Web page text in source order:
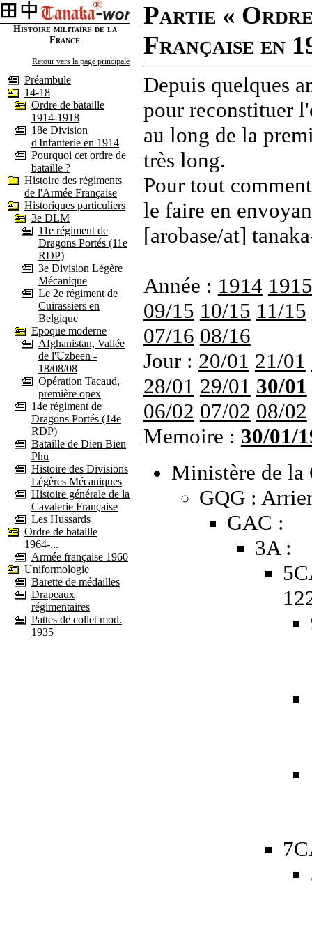
Histoire militaire de la
France
Retour vers la page principale
Préambule
14-18
Ordre de bataille
1914-1918
18e Division
d'Infanterie en 1914
Pourquoi cet ordre de
bataille ?
Histoire des régiments
de l'Armée Française
Historiques particuliers
3e DLM
11e régiment de
Dragons Portés (11e
RDP)
3e Division Légère
Mécanique
Le 2e régiment de
Cuirassiers en
Belgique
Epoque moderne
Afghanistan, Vallée
de l'Uzbeen -
18/08/08
Opération Tacaud,
première opex
14e régiment de
Dragons Portés (14e
RDP)
Bataille de Dien Bien
Phu
Histoire des Divisions
Légères Mécaniques
Histoire générale de la
Cavalerie Française
Les Hussards
Ordre de bataille
1964-...
Armée française 1960
Uniformologie
Barette de médailles
Drapeaux
régimentaires
Pattes de collet mod.
1935
Partie «
Française en
Depuis quelques
pour reconstituer
au long de la
très long.
Pour tout
le faire en
[arobase/at]
Année : 1914 1915
09/15 10/15 11/15
07/16 08/16
Jour : 20/01 21/01
28/01 29/01 30/01
06/02 07/02 08/02
Memoire : 30/01/
Ministère de la
GQG :
GAC :
3A :